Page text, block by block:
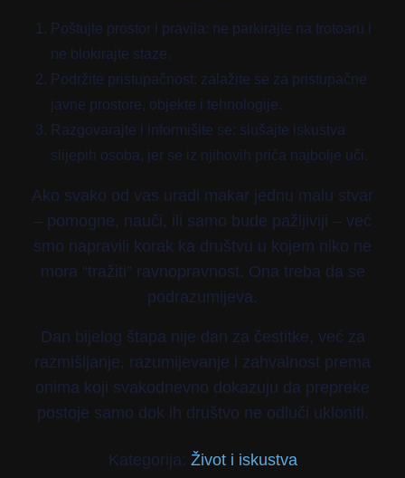
Poštujte prostor i pravila: ne parkirajte na trotoaru i
ne blokirajte staze.
Podržite pristupačnost: zalažite se za pristupačne
javne prostore, objekte i tehnologije.
Razgovarajte i informišite se: slušajte iskustva
slijepih osoba, jer se iz njihovih priča najbolje uči.
Ako svako od vas uradi makar jednu malu stvar
– pomogne, nauči, ili samo bude pažljiviji – već
smo napravili korak ka društvu u kojem niko ne
mora “tražiti” ravnopravnost. Ona treba da se
podrazumijeva.
Dan bijelog štapa nije dan za čestitke, već za
razmišljanje, razumijevanje i zahvalnost prema
onima koji svakodnevno dokazuju da prepreke
postoje samo dok ih društvo ne odluči ukloniti.
Kategorija: Život i iskustva